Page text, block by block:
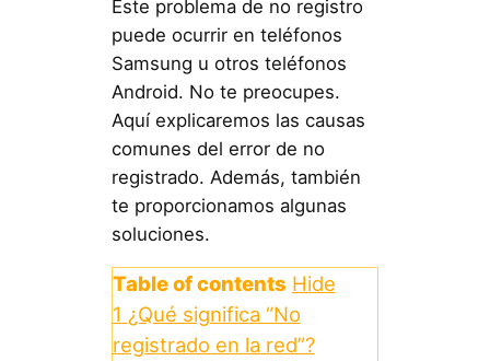
Este problema de no registro
puede ocurrir en teléfonos
Samsung u otros teléfonos
Android. No te preocupes.
Aquí explicaremos las causas
comunes del error de no
registrado. Además, también
te proporcionamos algunas
soluciones.
Table of contents Hide
1 ¿Qué significa “No
registrado en la red”?